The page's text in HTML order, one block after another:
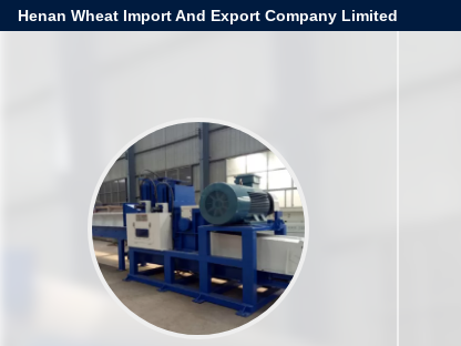
Henan Wheat Import And Export Company Limited